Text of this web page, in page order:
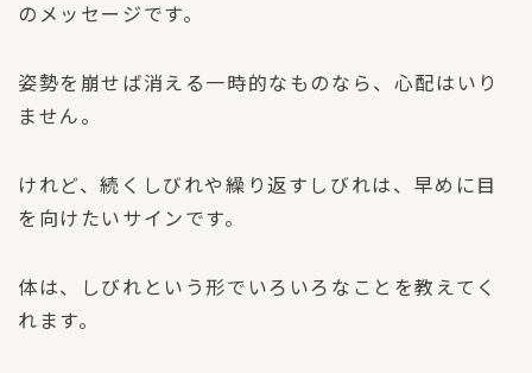
のメッセージです。
姿勢を崩せば消える一時的なものなら、心配はいり
ません。
けれど、続くしびれや繰り返すしびれは、早めに目
を向けたいサインです。
体は、しびれという形でいろいろなことを教えてく
れます。